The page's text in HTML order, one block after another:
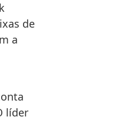
de
a
líder